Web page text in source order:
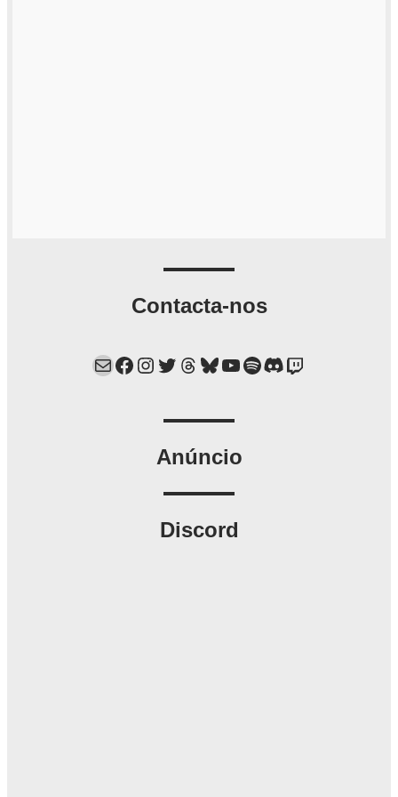
Contacta-nos
Mail Facebook Instagram Twitter Threads Bluesky YouTube Spotify Discord Twitch
Anúncio
Discord